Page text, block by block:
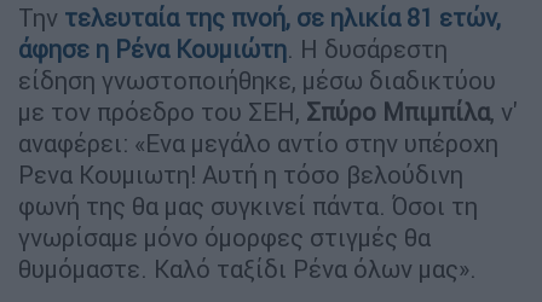
Την τελευταία της πνοή, σε ηλικία 81 ετών,
άφησε η Ρένα Κουμιώτη. Η δυσάρεστη
είδηση γνωστοποιήθηκε, μέσω διαδικτύου
με τον πρόεδρο του ΣΕΗ, Σπύρο Μπιμπίλα, ν'
αναφέρει: «Ενα μεγάλο αντίο στην υπέροχη
Ρενα Κουμιωτη! Αυτή η τόσο βελούδινη
φωνή της θα μας συγκινεί πάντα. Όσοι τη
γνωρίσαμε μόνο όμορφες στιγμές θα
θυμόμαστε. Καλό ταξίδι Ρένα όλων μας».